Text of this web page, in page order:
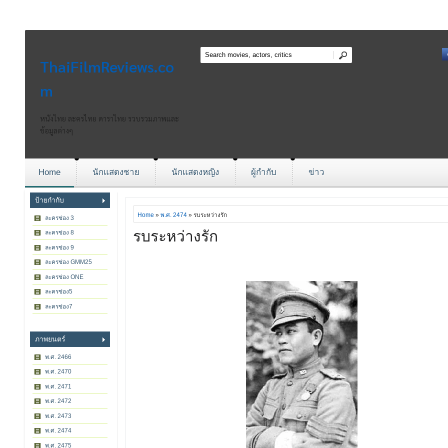
ThaiFilmReviews.co
m
หนังไทย ละครไทย ดาราไทย รวบรวมภาพและ
ข้อมูลต่างๆ
Home นักแสดงชาย นักแสดงหญิง ผู้กำกับ ข่าว
ป้ายกำกับ
ละครช่อง 3
ละครช่อง 8
ละครช่อง 9
ละครช่อง GMM25
ละครช่อง ONE
ละครช่อง5
ละครช่อง7
ภาพยนตร์
พ.ศ. 2466
พ.ศ. 2470
พ.ศ. 2471
พ.ศ. 2472
พ.ศ. 2473
พ.ศ. 2474
พ.ศ. 2475
Home » พ.ศ. 2474» รบระหว่างรัก
รบระหว่างรัก